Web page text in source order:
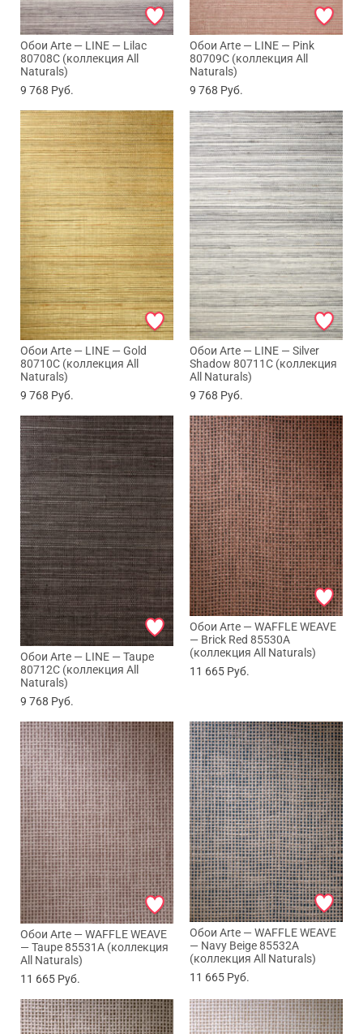
Обои Arte — LINE — Lilac
80708C (коллекция All
Naturals)
9 768 Руб.
Обои Arte — LINE — Pink
80709C (коллекция All
Naturals)
9 768 Руб.
Обои Arte — LINE — Gold
80710C (коллекция All
Naturals)
9 768 Руб.
Обои Arte — LINE — Silver
Shadow 80711C (коллекция
All Naturals)
9 768 Руб.
Обои Arte — LINE — Taupe
80712C (коллекция All
Naturals)
9 768 Руб.
Обои Arte — WAFFLE WEAVE
— Brick Red 85530A
(коллекция All Naturals)
11 665 Руб.
Обои Arte — WAFFLE WEAVE
— Taupe 85531A (коллекция
All Naturals)
11 665 Руб.
Обои Arte — WAFFLE WEAVE
— Navy Beige 85532A
(коллекция All Naturals)
11 665 Руб.
Max
WhatsApp
Telegram